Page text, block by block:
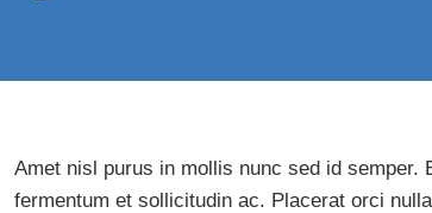
Amet nisl purus in mollis nunc sed id
fermentum et sollicitudin ac. Placerat orci